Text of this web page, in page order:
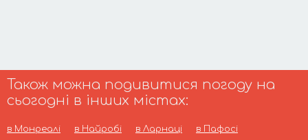
Також можна подивитися погоду на
сьогодні в інших містах:
в Монреалі в Найробі в Ларнаці в Пафосі